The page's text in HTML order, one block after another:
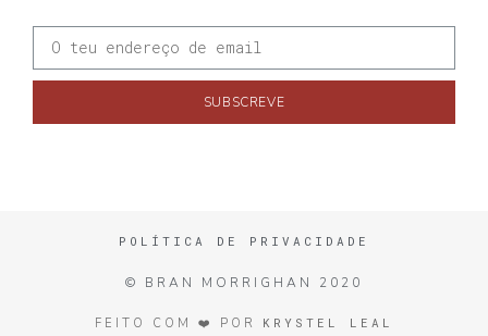
SUBSCREVE
POLÍTICA DE PRIVACIDADE
© BRAN MORRIGHAN 2020
FEITO COM ❤️ POR KRYSTEL LEAL